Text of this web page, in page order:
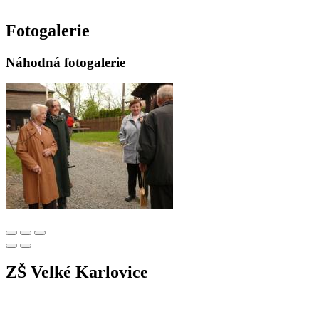
Fotogalerie
Náhodná fotogalerie
ZŠ Velké Karlovice